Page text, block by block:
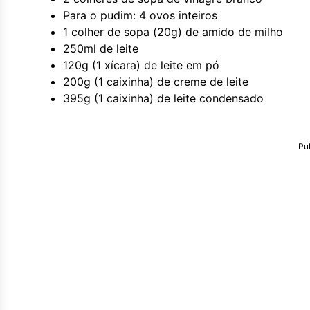
Para o pudim: 4 ovos inteiros
1 colher de sopa (20g) de amido de milho
250ml de leite
120g (1 xícara) de leite em pó
200g (1 caixinha) de creme de leite
395g (1 caixinha) de leite condensado